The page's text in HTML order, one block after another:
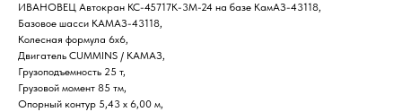
ИВАНОВЕЦ Автокран КС-45717К-3М-24 на базе КамАЗ-43118,
Базовое шасси КАМАЗ-43118,
Колесная формула 6x6,
Двигатель CUMMINS / КАМАЗ,
Грузоподъемность 25 т,
Грузовой момент 85 тм,
Опорный контур 5,43 х 6,00 м,